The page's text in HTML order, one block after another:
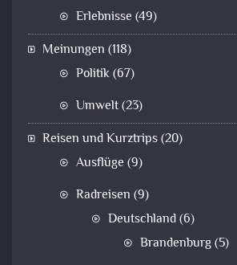
Erlebnisse (49)
Meinungen (118)
Politik(67)
Umwelt(23)
Reisen und Kurztrips(20)
Ausflüge (9)
Radreisen (9)
Deutschland(6)
Brandenburg(5)